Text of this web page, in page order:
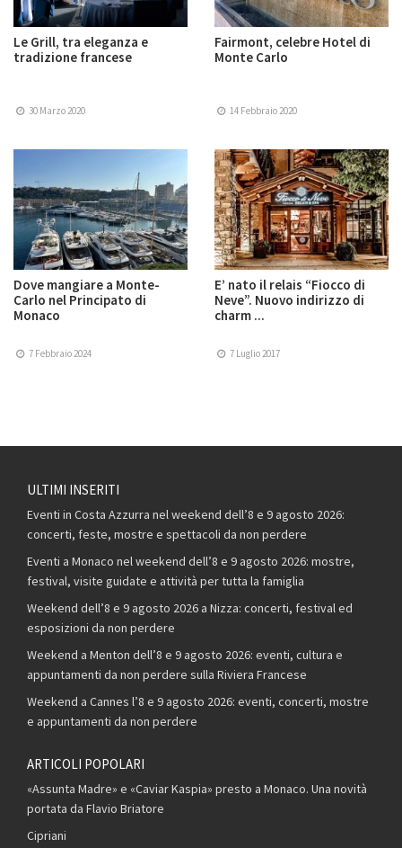
Le Grill, tra eleganza e
tradizione francese
30 Marzo 2020
Fairmont, celebre Hotel di
Monte Carlo
14 Febbraio 2020
Dove mangiare a Monte-
Carlo nel Principato di
Monaco
7 Febbraio 2024
E’ nato il relais “Fiocco di
Neve”. Nuovo indirizzo di
charm ...
7 Luglio 2017
ULTIMI INSERITI
Eventi in Costa Azzurra nel weekend dell’8 e 9 agosto 2026:
concerti, feste, mostre e spettacoli da non perdere
Eventi a Monaco nel weekend dell’8 e 9 agosto 2026: mostre,
festival, visite guidate e attività per tutta la famiglia
Weekend dell’8 e 9 agosto 2026 a Nizza: concerti, festival ed
esposizioni da non perdere
Weekend a Menton dell’8 e 9 agosto 2026: eventi, cultura e
appuntamenti da non perdere sulla Riviera Francese
Weekend a Cannes l’8 e 9 agosto 2026: eventi, concerti, mostre
e appuntamenti da non perdere
ARTICOLI POPOLARI
«Assunta Madre» e «Caviar Kaspia» presto a Monaco. Una novità
portata da Flavio Briatore
Cipriani